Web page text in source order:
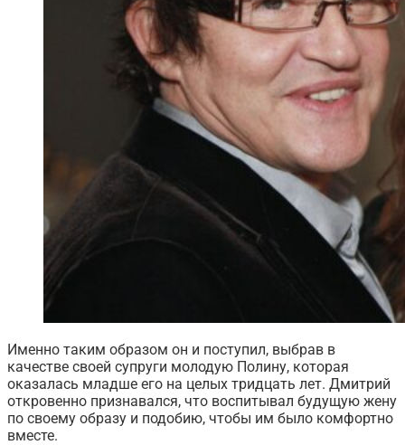
Именно таким образом он и поступил, выбрав в
качестве своей супруги молодую Полину, которая
оказалась младше его на целых тридцать лет. Дмитрий
откровенно признавался, что воспитывал будущую жену
по своему образу и подобию, чтобы им было комфортно
вместе.